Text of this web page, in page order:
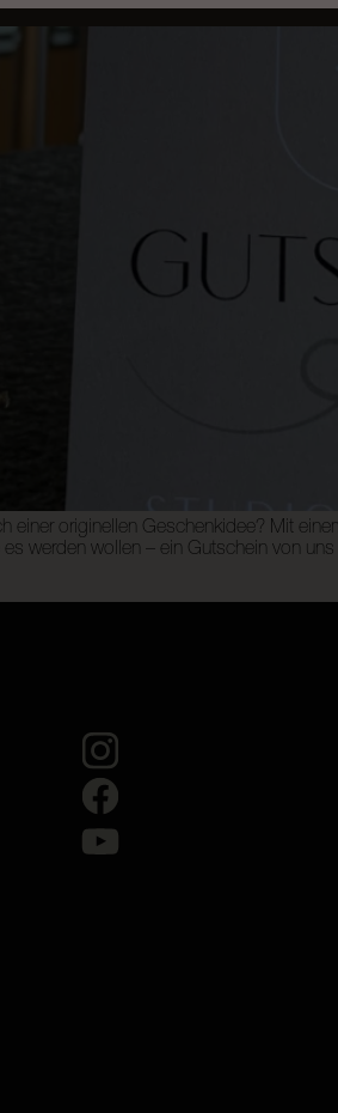
einer originellen Geschenkidee? Mit
werden wollen – ein Gutschein von